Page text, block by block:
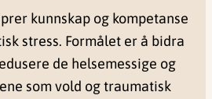
kunnskap og kompetanse
stress. Formålet er å bidra
de helsemessige og
som vold og traumatisk